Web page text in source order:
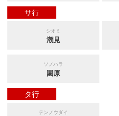
サ行
シオミ
潮見
ソノハラ
園原
タ行
テンノウダイ